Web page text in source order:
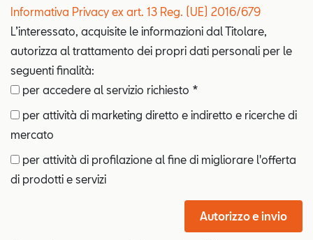
Informativa Privacy ex art. 13 Reg. (UE) 2016/679
L’interessato, acquisite le informazioni dal Titolare,
autorizza al trattamento dei propri dati personali per le
seguenti finalità:
per accedere al servizio richiesto *
per attività di marketing diretto e indiretto e ricerche di
mercato
per attività di profilazione al fine di migliorare l'offerta
di prodotti e servizi
Autorizzo e invio